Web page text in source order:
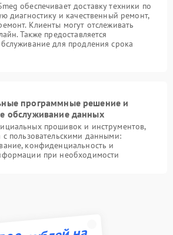
обеспечивает доставку техники по
диагностику и качественный ремонт,
Клиенты могут отслеживать
Также предоставляется
для продления срока
программные решение и
обслуживание данных
прошивок и инструментов,
с пользовательскими данными:
конфиденциальность и
при необходимости